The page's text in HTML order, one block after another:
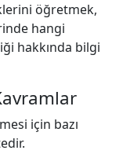
öğretmek,
hangi
hakkında bilgi
için bazı